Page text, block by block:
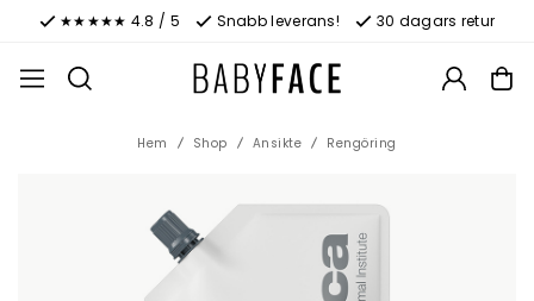
★★★★★ 4.8 / 5 Snabb leverans! 30 dagars retur
Hem Shop Ansikte Rengöring